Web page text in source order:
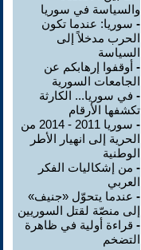
والسياسة في سوريا
- سوريا: عندما تكون
الحرب مدخلاً إلى
السياسة
- أوقفوا إرهابكم عن
الجامعات السورية
- في سوريا... الكارثة
تكشفها الأرقام
-
سوريا 2011 - 2014 من
الحرية إلى انهيار الأطر
الوطنية
- من إشكاليات الفكر
العربي
- عندما يتحوّل «جنيف»
إلى منصّة لقتل السوريين
- قراءة أولية في ظاهرة
التضخم